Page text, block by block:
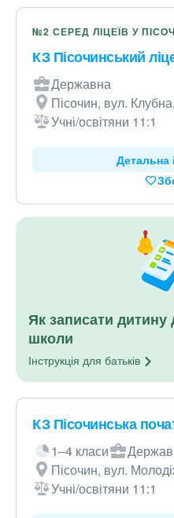
№2 СЕРЕД ЛІЦЕЇВ У
КЗ Пісочинський
Державна
Пісочин, вул.
Учні/освітяни 11:1
Детальна
Як записати дитину
школи
Інструкція для батьків
КЗ Пісочинська
1–4 класи
Пісочин, вул.
Учні/освітяни 11:1